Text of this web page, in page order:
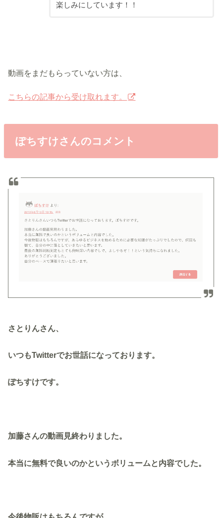
楽しみにしています！！
動画をまだもらっていない方は、
こちらの記事から受け取れます。
ぽちすけさんのコメント
さとりんさん、
いつもTwitterでお世話になっております。
ぽちすけです。
加藤さんの動画見終わりました。
本当に無料で良いのかというボリュームと内容でした。